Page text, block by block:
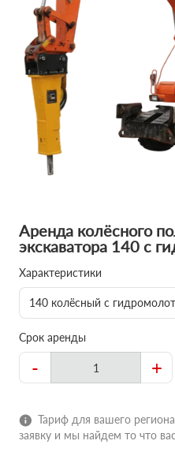
Аренда колёсного
экскаватора 140 с
Характеристики
140 колёсный с
Срок аренды
- +
Тариф для вашего
заявку и мы найдем то что